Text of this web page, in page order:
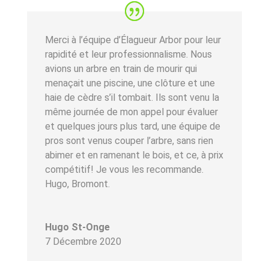
Merci à l’équipe d’Élagueur Arbor pour leur
rapidité et leur professionnalisme. Nous
avions un arbre en train de mourir qui
menaçait une piscine, une clôture et une
haie de cèdre s’il tombait. Ils sont venu la
même journée de mon appel pour évaluer
et quelques jours plus tard, une équipe de
pros sont venus couper l’arbre, sans rien
abimer et en ramenant le bois, et ce, à prix
compétitif! Je vous les recommande.
Hugo, Bromont.
Hugo St-Onge
7 Décembre 2020